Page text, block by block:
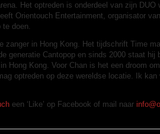
Het optreden is onderdeel van zijn DUO
Orientouch Entertainment, organisator
te doen.
zanger in Hong Kong. Het tijdschrift Time
generatie Cantopop en sinds 2000 staat
Hong Kong. Voor Chan is het een droom
optreden op deze wereldse locatie. Ik kan
een ‘Like’ op Facebook of mail naar